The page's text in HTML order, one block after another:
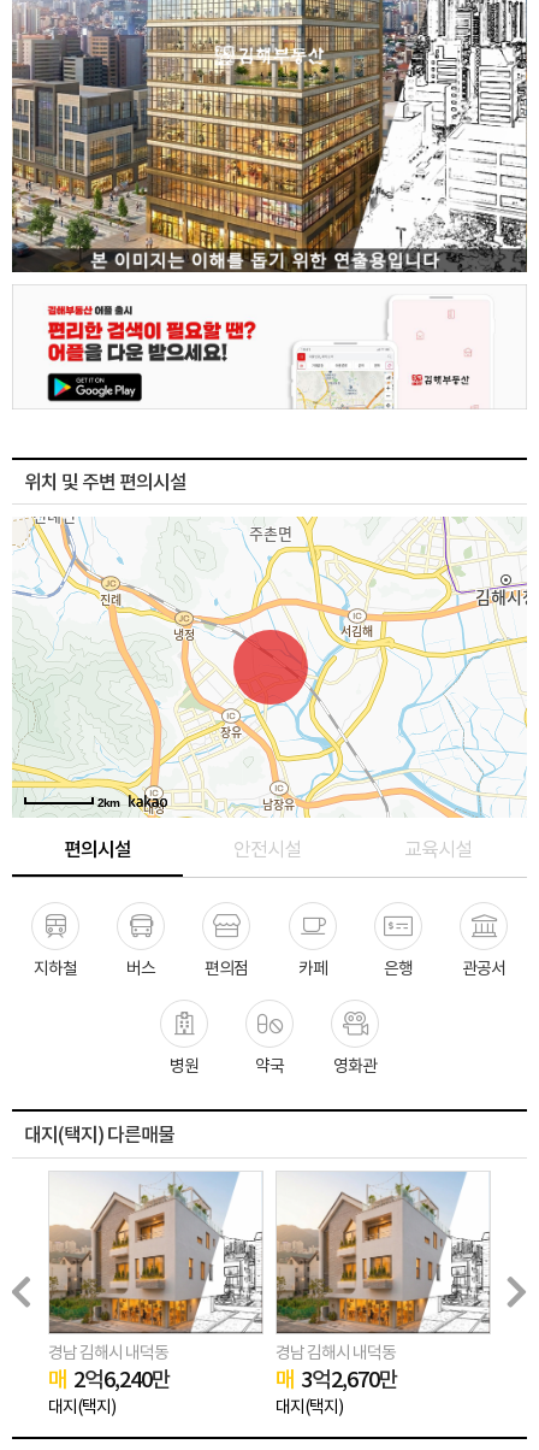
위치 및 주변 편의시설
2km
편의시설 안전시설 교육시설
지하철 버스 편의점 카페 은행 관공서
병원 약국 영화관
대지(택지) 다른매물
경남 김해시 내덕동
매 2억6,240만
대지(택지)
경남 김해시 내덕동
매 3억2,670만
대지(택지)